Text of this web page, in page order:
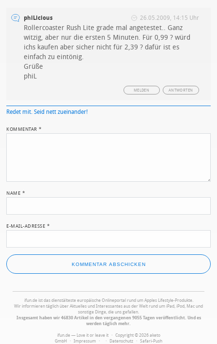
phiLicious 26.05.2009, 14:15 Uhr
Rollercoaster Rush Lite grade mal angetestet.. Ganz
witzig, aber nur die ersten 5 Minuten. Für 0,99 ? würd
ichs kaufen aber sicher nicht für 2,39 ? dafür ist es
einfach zu eintönig.
Grüße
phiL
ANTWORTEN
MELDEN
Redet mit. Seid nett zueinander!
KOMMENTAR*
NAME *
E-MAIL-ADRESSE *
ifun.de ist das dienstälteste europäische Onlineportal rund um Apples Lifestyle-Produkte.
Wir informieren täglich über Aktuelles und Interessantes aus der Welt rund um iPad, iPod, Mac und
sonstige Dinge, die uns gefallen.
Insgesamt haben wir 46830 Artikel in den vergangenen 9055 Tagen veröffentlicht. Und es
werden täglich mehr.
ifun.de — Love it or leave it · Copyright © 2026 aketo
GmbH · Impressum · · Datenschutz · Safari-Push